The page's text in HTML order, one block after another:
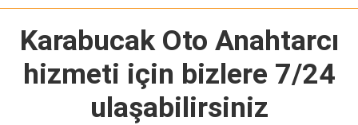
Karabucak Oto Anahtarcı
hizmeti için bizlere 7/24
ulaşabilirsiniz